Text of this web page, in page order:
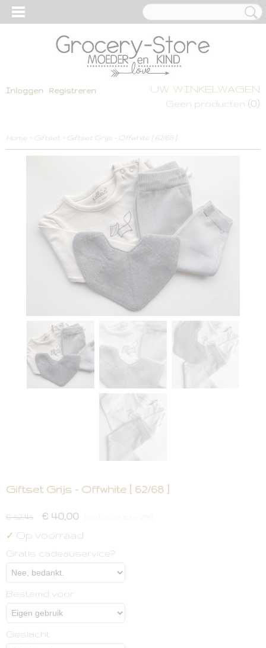
Inloggen Registreren UW WINKELWAGEN
Geen producten (0)
Home > Giftset > Giftset Grijs - Offwhite [ 62/68 ]
Giftset Grijs - Offwhite [ 62/68 ]
€ 52,45 € 40,00
✓ Op voorraad
Gratis cadeauservice?
Bestemd voor
Geslacht